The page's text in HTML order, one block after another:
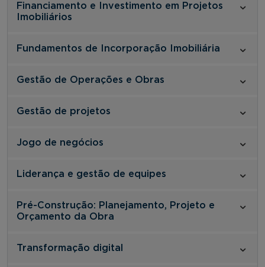
Financiamento e Investimento em Projetos
Imobiliários
Fundamentos de Incorporação Imobiliária
Gestão de Operações e Obras
Gestão de projetos
Jogo de negócios
Liderança e gestão de equipes
Pré-Construção: Planejamento, Projeto e
Orçamento da Obra
Transformação digital